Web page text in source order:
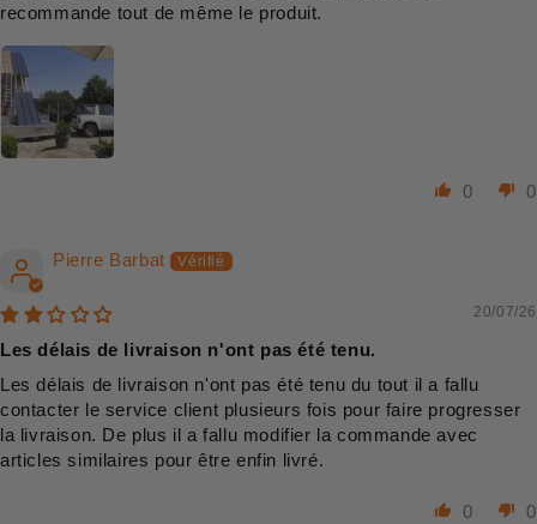
recommande tout de même le produit.
0 0
Pierre Barbat
20/07/26
Les délais de livraison n'ont pas été tenu.
Les délais de livraison n'ont pas été tenu du tout il a fallu
contacter le service client plusieurs fois pour faire progresser
la livraison. De plus il a fallu modifier la commande avec
articles similaires pour être enfin livré.
0 0